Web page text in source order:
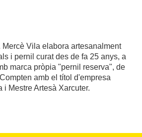
Mercè Vila elabora artesanalment
i pernil curat des de fa 25 anys, a
marca pròpia "pernil reserva", de
amb el títol d'empresa
i Mestre Artesà Xarcuter.